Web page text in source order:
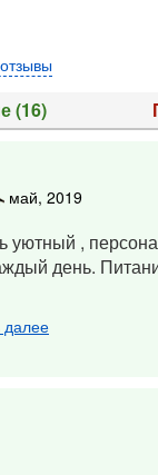
(16)
май, 2019
,
день.
далее